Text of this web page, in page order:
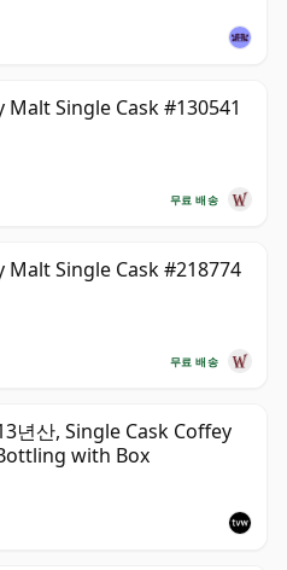
Malt Single Cask #130541
무료 배송
Malt Single Cask #218774
무료 배송
년산, Single Cask Coffey
with Box